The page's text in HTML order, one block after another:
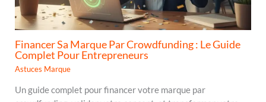
Financer Sa Marque Par Crowdfunding : Le Guide
Complet Pour Entrepreneurs
Astuces Marque
Un guide complet pour financer votre marque par